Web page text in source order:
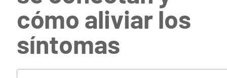
cómo aliviar los
síntomas